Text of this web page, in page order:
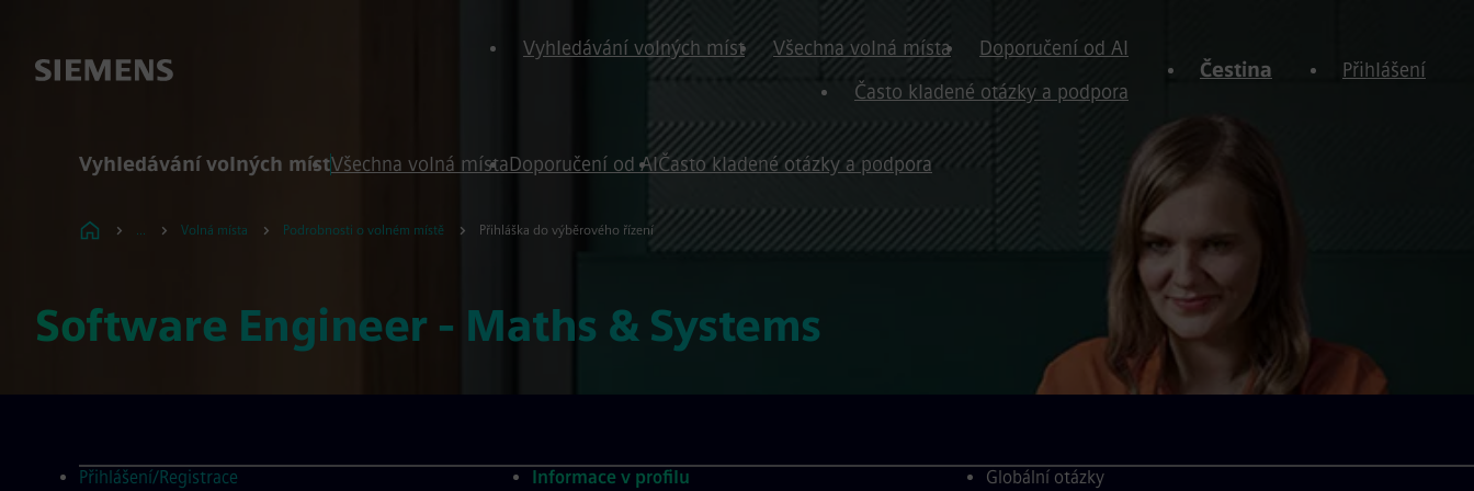
Vyhledávání volných míst Všechna volná místa
Doporučení od AI
Často kladené otázky a podpora
Čestina Přihlášení
Vyhledávání volných místVšechna volná místaDoporučení od AIČasto kladené otázky a podpora
... Volná místa Podrobnosti o volném místě Přihláška do výběrového řízení
Software Engineer - Maths & Systems
Přihlášení/Registrace
Informace v profilu
Globální otázky